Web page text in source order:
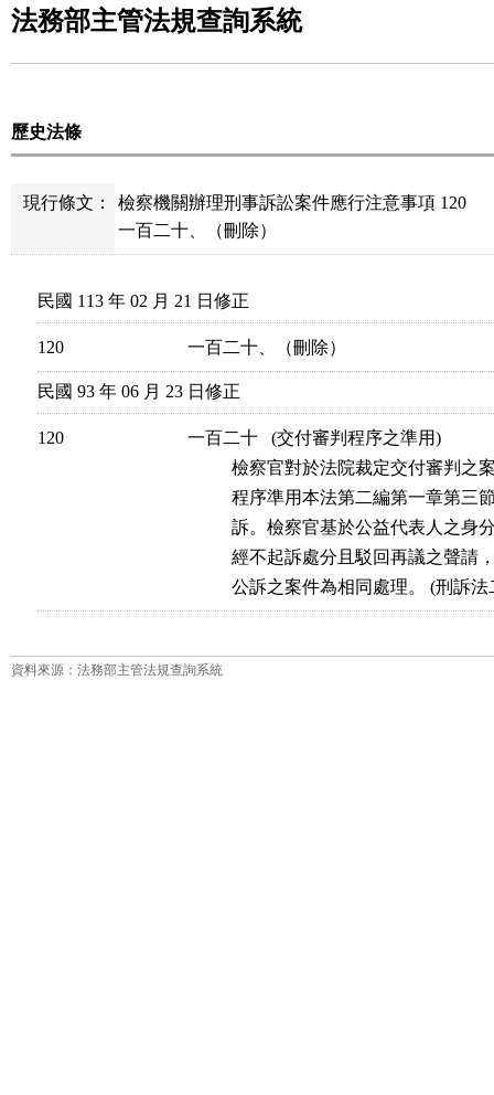
法務部主管法規查詢系統
歷史法條
現行條文：
檢察機關辦理刑事訴訟案件應行注意事項 120
一百二十、（刪除）
民國 113 年 02 月 21 日修正
120 一百二十、（刪除）
民國 93 年 06 月 23 日修正
120
一百二十   (交付審判程序之準用)
檢察官對於法院裁定交付審判
程序準用本法第二編第一章第
訴。檢察官基於公益代表人之
經不起訴處分且駁回再議之聲
公訴之案件為相同處理。 (刑訴
資料來源：法務部主管法規查詢系統